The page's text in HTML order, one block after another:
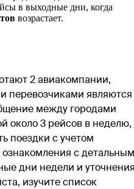
в выходные дни, когда
возрастает.
2 авиакомпании,
перевозчиками являются
между городами
около 3 рейсов в неделю,
поездки с учетом
ознакомления с детальным
дни недели и
изучите список